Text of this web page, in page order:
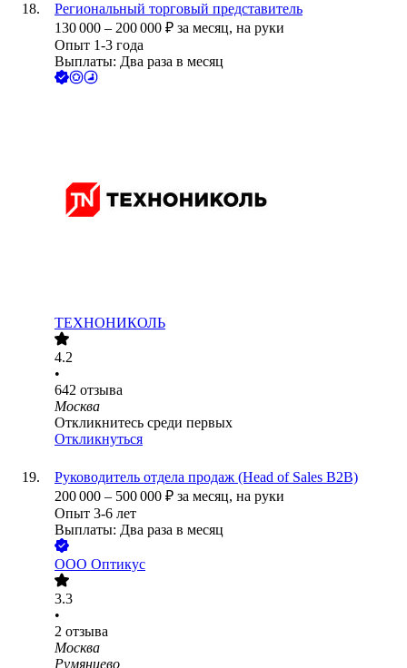
Региональный торговый представитель
130 000 – 200 000 ₽ за месяц, на руки
Опыт 1-3 года
Выплаты: Два раза в месяц
ТЕХНОНИКОЛЬ
4.2
•
642 отзыва
Москва
Откликнитесь среди первых
Откликнуться
Руководитель отдела продаж (Head of Sales B2B)
200 000 – 500 000 ₽ за месяц, на руки
Опыт 3-6 лет
Выплаты: Два раза в месяц
ООО Оптикус
3.3
•
2 отзыва
Москва
Румянцево